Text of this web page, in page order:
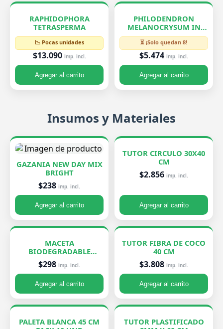
RAPHIDOPHORA
TETRASPERMA
📉 Pocas unidades
$13.090 imp. incl.
Agregar al carrito
PHILODENDRON
MELANOCRYSUM IN
VITRO
⏳ ¡Solo quedan 8!
$5.474 imp. incl.
Agregar al carrito
Insumos y Materiales
GAZANIA NEW DAY MIX
BRIGHT
$238 imp. incl.
Agregar al carrito
TUTOR CIRCULO 30X40
CM
$2.856 imp. incl.
Agregar al carrito
MACETA
BIODEGRADABLE
PEQUEÑA 7X8 CM
$298 imp. incl.
Agregar al carrito
TUTOR FIBRA DE COCO
40 CM
$3.808 imp. incl.
Agregar al carrito
PALETA BLANCA 45 CM
TUTOR PLASTIFICADO